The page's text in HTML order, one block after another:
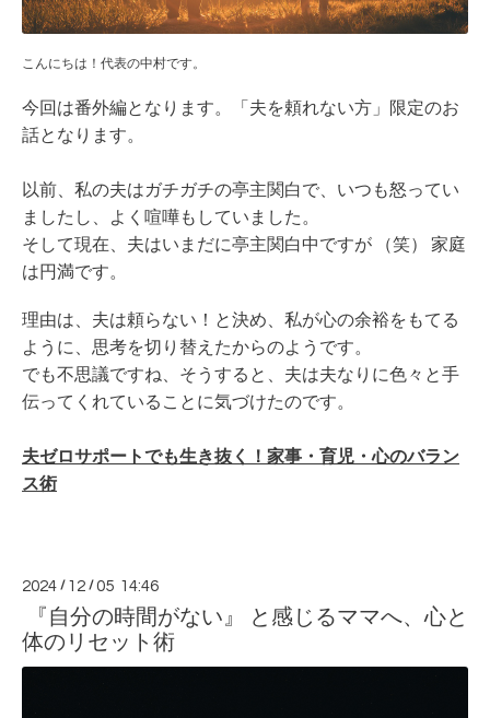
こんにちは！代表の中村です。
今回は番外編となります。「夫を頼れない方」限定のお
話となります。
以前、私の夫はガチガチの亭主関白で、いつも怒ってい
ましたし、よく喧嘩もしていました。
そして現在、夫はいまだに亭主関白中ですが （笑） 家庭
は円満です。
理由は、夫は頼らない！と決め、私が心の余裕をもてる
ように、思考を切り替えたからのようです。
でも不思議ですね、そうすると、夫は夫なりに色々と手
伝ってくれていることに気づけたのです。
夫ゼロサポートでも生き抜く！家事・育児・心のバラン
ス術
2024 / 12 /05 14:46
『自分の時間がない』 と感じるママへ、心と
体のリセット術